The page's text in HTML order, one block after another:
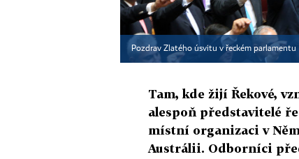
Pozdrav Zlatého úsvitu v řeckém parlamentu
Tam, kde žijí Řekové,
alespoň představitelé
místní organizaci v
Austrálii. Odborníci